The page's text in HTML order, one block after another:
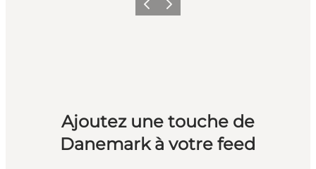
PrécédentSuivant
Ajoutez une touche de
Danemark à votre feed